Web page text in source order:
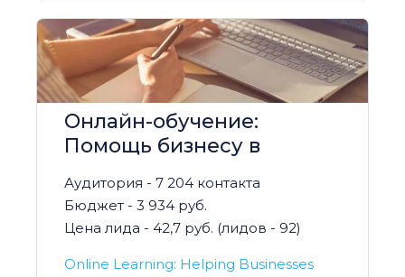
Онлайн-обучение:
Помощь бизнесу в
Аудитория - 7 204 контакта
Бюджет - 3 934 руб.
Цена лида - 42,7 руб. (лидов - 92)
Online Learning: Helping Businesses